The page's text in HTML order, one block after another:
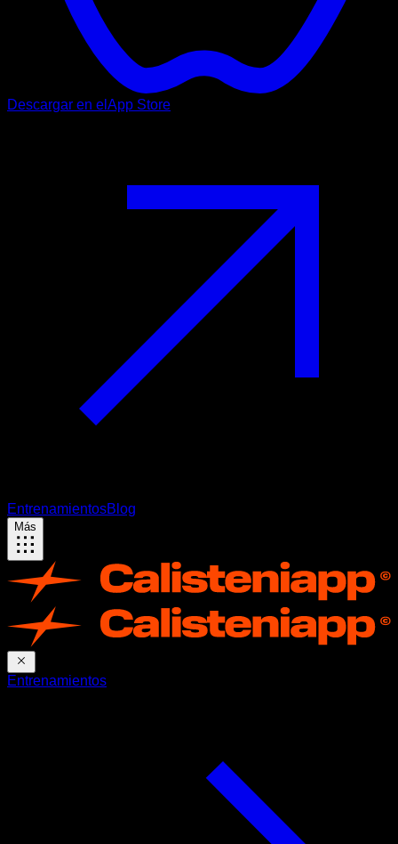
Descargar en el App Store
EntrenamientosBlog
Más
Entrenamientos